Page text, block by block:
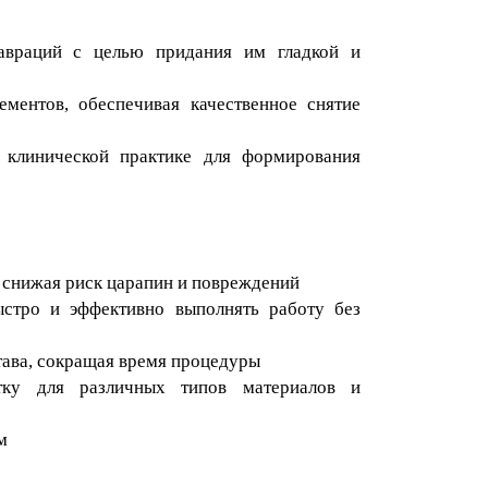
с целью придания им гладкой и
обеспечивая качественное снятие
практике для формирования
снижая риск царапин и повреждений
и эффективно выполнять работу без
сокращая время процедуры
для различных типов материалов и